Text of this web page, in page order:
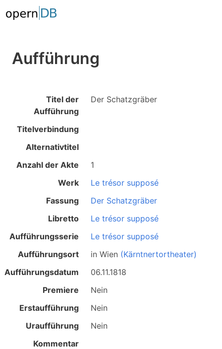
Aufführung
Titel der
Aufführung
Der Schatzgräber
Titelverbindung
Alternativtitel
Anzahl der Akte
1
Werk
Le trésor supposé
Fassung
Der Schatzgräber
Libretto
Le trésor supposé
Aufführungsserie
Le trésor supposé
Aufführungsort
inWien (Kärntnertortheater)
Aufführungsdatum
06.11.1818
Premiere
Nein
Erstaufführung
Nein
Uraufführung
Nein
Kommentar